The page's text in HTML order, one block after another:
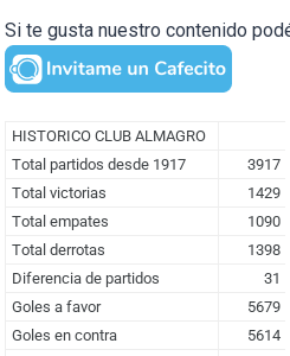
Si te gusta nuestro contenido